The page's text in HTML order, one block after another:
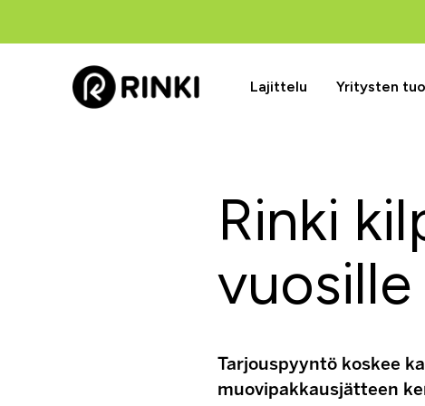
Lajittelu Yritysten
Rinki
Tarjouspyyntö koskee
muovipakkausjätteen